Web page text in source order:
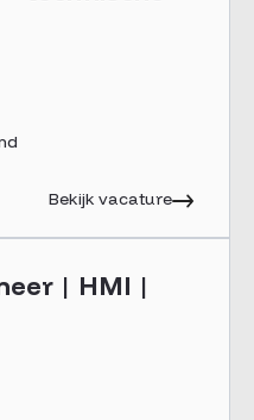
Bekijk vacature
| HMI |